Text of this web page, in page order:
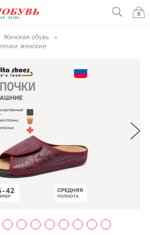
0
Женская обувь
женские